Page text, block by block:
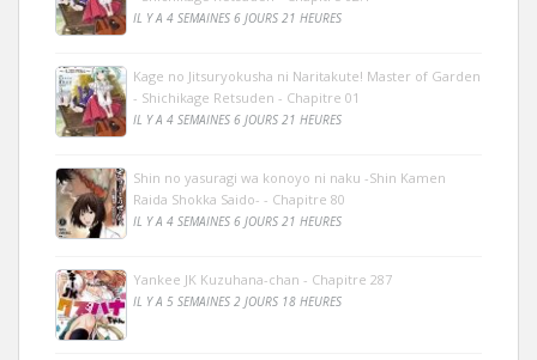
IL Y A 4 SEMAINES 6 JOURS 21 HEURES
Kage no Jitsuryokusha ni Naritakute! Master of Garden
- Shichikage Retsuden - Chapitre 01
IL Y A 4 SEMAINES 6 JOURS 21 HEURES
Shin no yasuragi wa konoyo ni naku -Shin Kamen
Raida Shokka Saido- - Chapitre 80
IL Y A 4 SEMAINES 6 JOURS 21 HEURES
Yankee JK Kuzuhana-chan - Chapitre 287
IL Y A 5 SEMAINES 2 JOURS 18 HEURES